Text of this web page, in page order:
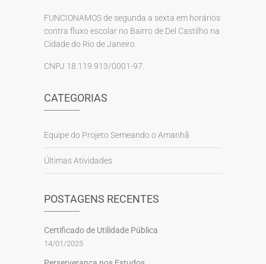
FUNCIONAMOS de segunda a sexta em horários
contra fluxo escolar no Bairro de Del Castilho na
Cidade do Rio de Janeiro.
CNPJ 18.119.913/0001-97.
CATEGORIAS
Equipe do Projeto Semeando o Amanhã
Últimas Atividades
POSTAGENS RECENTES
Certificado de Utilidade Pública
14/01/2025